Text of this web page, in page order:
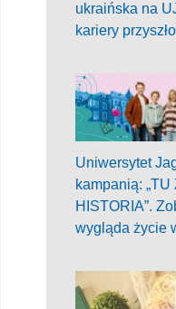
ukraińska na
kariery
Uniwersytet
kampanią:
HISTORIA”.
wygląda życie